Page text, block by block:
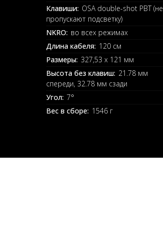
Клавиши: OSA double-shot PBT (не
пропускают подсветку)
NKRO: во всех режимах
Длина кабеля: 120 см
Размеры: 327,53 x 121 мм
Высота без клавиш: 21.78 мм
спереди, 32.78 мм сзади
Угол: 7°
Вес в сборе: 1546 г